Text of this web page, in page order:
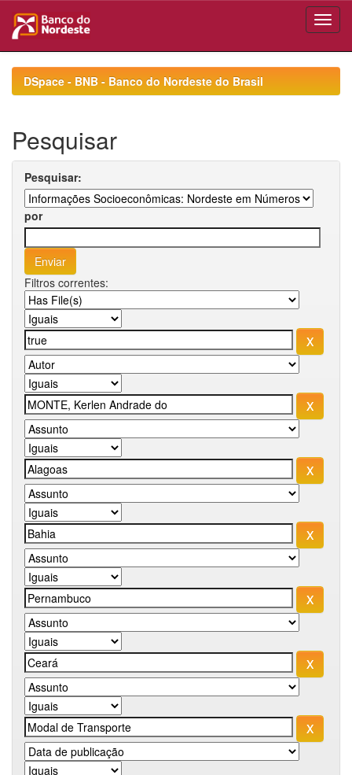
navigationDSpace - BNB - Banco do Nordeste do Brasil
Pesquisar
Pesquisar:
por
Filtros correntes: